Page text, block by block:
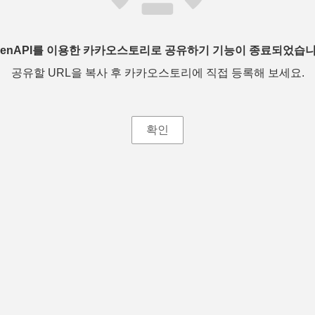
를 이용한 카카오스토리로 공유하기 기능이 종료되었습
공유할 URL을 복사 후 카카오스토리에 직접 등록해 보세요.
확인